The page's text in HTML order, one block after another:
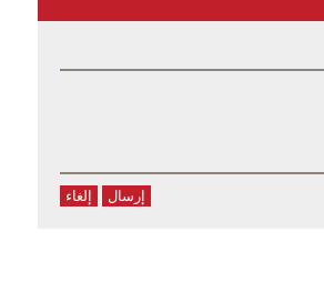
إرسال إلغاء